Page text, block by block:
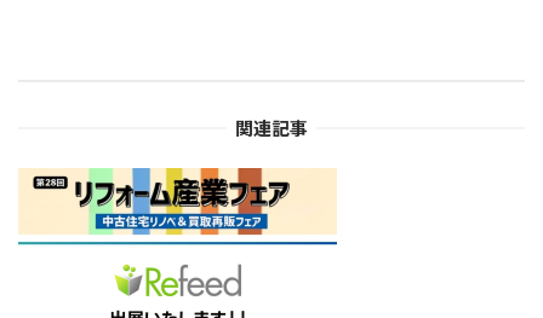
g
関連記事